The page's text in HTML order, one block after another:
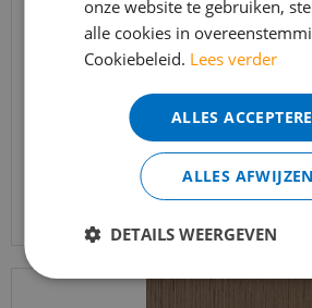
Silentlines lattenwand walnoot -
Bekijk product
bereikbaar.
Bestelling worden
echter iets minder snel
gewend bent.
Voor vragen kan je ons
onze website te gebruiken,
alle cookies in
Cookiebeleid. Lees verder
ALLES
ALLES AFWIJZEN
DETAILS WEERGEVEN